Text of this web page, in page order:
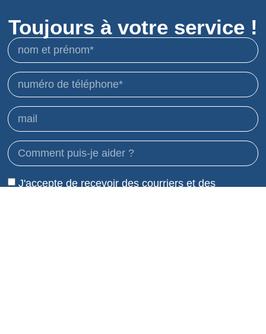
Toujours à votre service !
J'accepte de recevoir des courriers et des